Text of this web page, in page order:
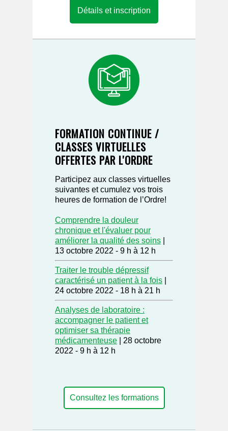
Détails et inscription
FORMATION CONTINUE /
CLASSES VIRTUELLES
OFFERTES PAR L'ORDRE
Participez aux classes virtuelles
suivantes et cumulez vos trois
heures de formation de l’Ordre!
Comprendre la douleur
chronique et l'évaluer pour
améliorer la qualité des soins
13 octobre 2022 - 9 h à 12 h
Traiter le trouble dépressif
caractérisé un patient à la fois
24 octobre 2022 - 18 h à 21 h
Analyses de laboratoire :
accompagner le patient et
optimiser sa thérapie
médicamenteuse | 28 octobre
2022 - 9 h à 12 h
Consultez les formations